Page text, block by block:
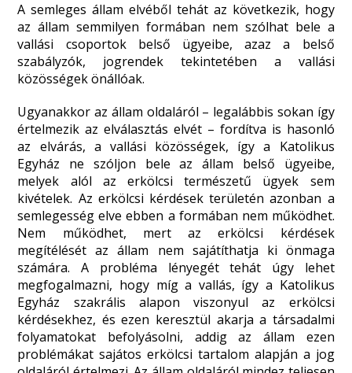
A semleges állam elvéből tehát az következik, hogy
az állam semmilyen formában nem szólhat bele a
vallási csoportok belső ügyeibe, azaz a belső
szabályzók, jogrendek tekintetében a vallási
közösségek önállóak.
Ugyanakkor az állam oldaláról – legalábbis sokan így
értelmezik az elválasztás elvét – fordítva is hasonló
az elvárás, a vallási közösségek, így a Katolikus
Egyház ne szóljon bele az állam belső ügyeibe,
melyek alól az erkölcsi természetű ügyek sem
kivételek. Az erkölcsi kérdések területén azonban a
semlegesség elve ebben a formában nem működhet.
Nem működhet, mert az erkölcsi kérdések
megítélését az állam nem sajátíthatja ki önmaga
számára. A probléma lényegét tehát úgy lehet
megfogalmazni, hogy míg a vallás, így a Katolikus
Egyház szakrális alapon viszonyul az erkölcsi
kérdésekhez, és ezen keresztül akarja a társadalmi
folyamatokat befolyásolni, addig az állam ezen
problémákat sajátos erkölcsi tartalom alapján a jog